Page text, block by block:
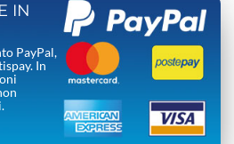
IN
PayPal,
In